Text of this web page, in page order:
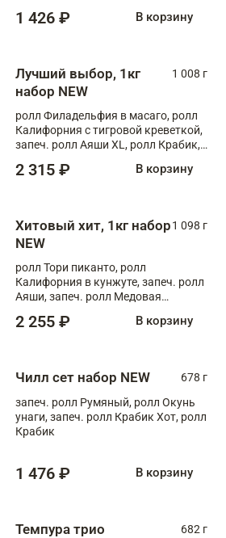
1 426 ₽ В корзину
Лучший выбор, 1кг
набор NEW
1 008 г
ролл Филадельфия в масаго, ролл
Калифорния с тигровой креветкой,
запеч. ролл Аяши XL, ролл Крабик,
2 315 ₽ В корзину
Хитовый хит, 1кг набор
NEW
1 098 г
ролл Тори пиканто, ролл
Калифорния в кунжуте, запеч. ролл
Аяши, запеч. ролл Медовая
чукой
2 255 ₽ В корзину
Чилл сет набор NEW
678 г
запеч. ролл Румяный, ролл Окунь
унаги, запеч. ролл Крабик Хот, ролл
Крабик
1 476 ₽ В корзину
Темпура трио
682 г